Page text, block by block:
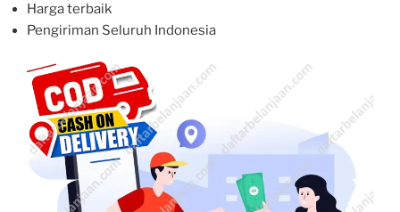
Harga terbaik
Pengiriman Seluruh Indonesia